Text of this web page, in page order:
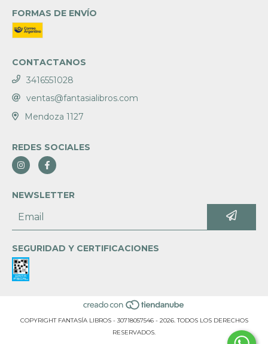
FORMAS DE ENVÍO
CONTACTANOS
3416551028
ventas@fantasialibros.com
Mendoza 1127
REDES SOCIALES
NEWSLETTER
SEGURIDAD Y CERTIFICACIONES
COPYRIGHT FANTASÍA LIBROS - 30718057546 - 2026. TODOS LOS DERECHOS
RESERVADOS.